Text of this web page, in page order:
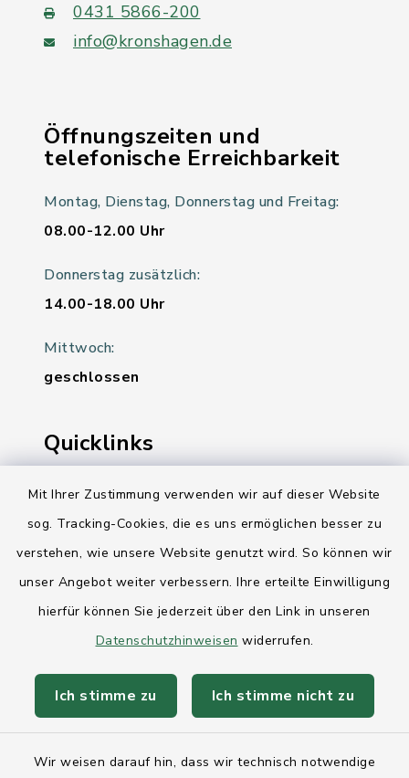
Mit Ihrer Zustimmung verwenden wir auf dieser Website
sog. Tracking-Cookies, die es uns ermöglichen besser zu
verstehen, wie unsere Website genutzt wird. So können wir
unser Angebot weiter verbessern. Ihre erteilte Einwilligung
hierfür können Sie jederzeit über den Link in unseren
Datenschutzhinweisen widerrufen.
Ich stimme zu Ich stimme nicht zu
Wir weisen darauf hin, dass wir technisch notwendige
0431 5866-200
info@kronshagen.de
Öffnungszeiten und
telefonische Erreichbarkeit
Montag, Dienstag, Donnerstag und Freitag:
08.00-12.00 Uhr
Donnerstag zusätzlich:
14.00-18.00 Uhr
Mittwoch:
geschlossen
Quicklinks
Ihre Behördennummer 115
Landesregierung Schleswig-Holstein
AktivRegion Mittelholstein